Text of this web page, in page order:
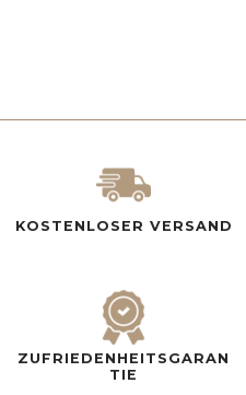
KOSTENLOSER VERSAND
ZUFRIEDENHEITSGARAN
TIE